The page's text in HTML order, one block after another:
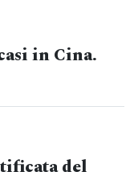
in Cina.